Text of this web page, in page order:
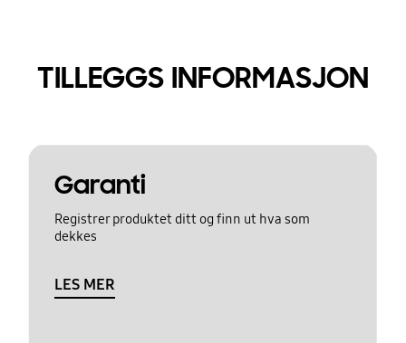
TILLEGGS INFORMASJON
Garanti
Registrer produktet ditt og finn ut hva som
dekkes
LES MER